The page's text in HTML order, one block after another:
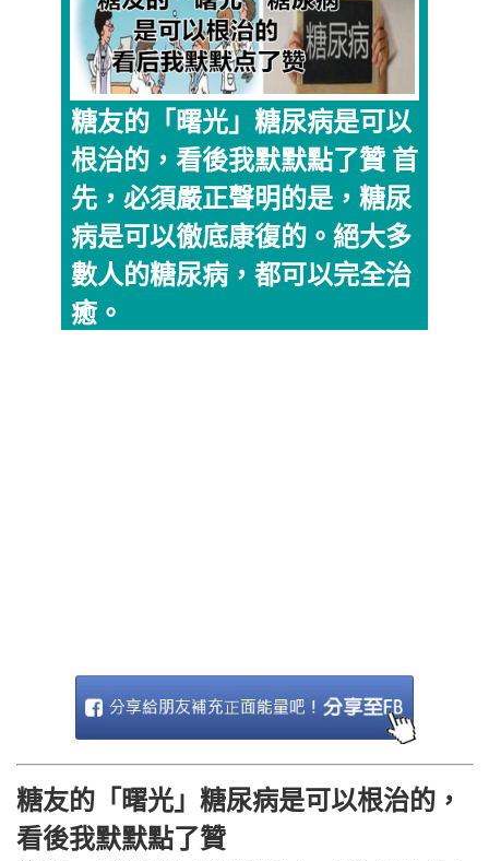
糖友的「曙光」糖尿病是可以
根治的，看後我默默點了贊 首
先，必須嚴正聲明的是，糖尿
病是可以徹底康復的。絕大多
數人的糖尿病，都可以完全治
癒。
糖友的「曙光」糖尿病是可以根治的，
看後我默默點了贊